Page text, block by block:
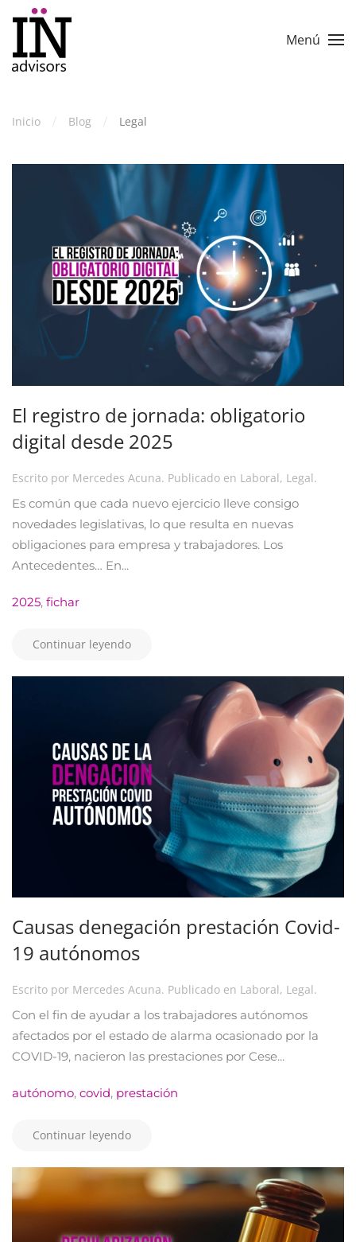
Skip to main content Menú
Inicio Blog Legal
El registro de jornada: obligatorio
digital desde 2025
Escrito por Mercedes Acuna. Publicado en Laboral, Legal.
Es común que cada nuevo ejercicio lleve consigo
novedades legislativas, lo que resulta en nuevas
obligaciones para empresa y trabajadores. Los
Antecedentes… En...
2025, fichar
Continuar leyendo
Causas denegación prestación Covid-
19 autónomos
Escrito por Mercedes Acuna. Publicado en Laboral, Legal.
Con el fin de ayudar a los trabajadores autónomos
afectados por el estado de alarma ocasionado por la
COVID-19, nacieron las prestaciones por Cese...
autónomo, covid, prestación
Continuar leyendo